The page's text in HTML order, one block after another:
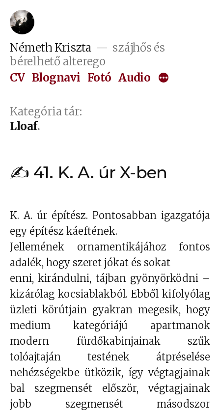
Tartalomhoz
Németh Kriszta
szájhős és
bérelhető alterego
CV Blognavi Fotó Audio
Kategória tár:
Lloaf
✍ 41. K. A. úr X-ben
K. A. úr építész. Pontosabban igazgatója
egy építész káeftének.
Jellemének ornamentikájához fontos
adalék, hogy szeret jókat és sokat
enni, kirándulni, tájban gyönyörködni –
kizárólag kocsiablakból. Ebből kifolyólag
üzleti körútjain gyakran megesik, hogy
medium kategóriájú apartmanok
modern fürdőkabinjainak szűk
tolóajtaján testének átpréselése
nehézségekbe ütközik, így végtagjainak
bal szegmensét először, végtagjainak
jobb szegmensét másodszor